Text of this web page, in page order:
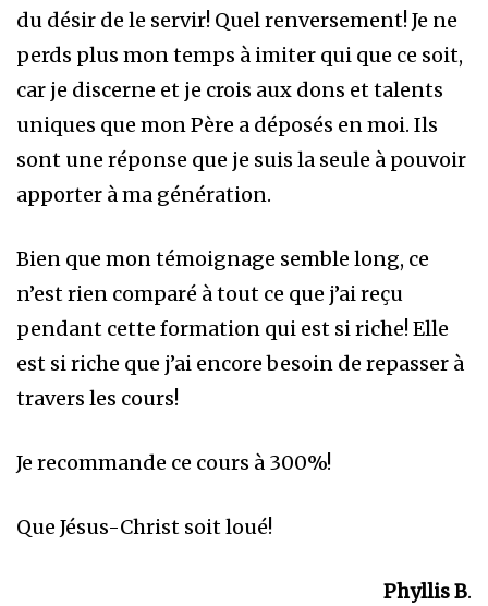
du désir de le servir! Quel renversement! Je ne
perds plus mon temps à imiter qui que ce soit,
car je discerne et je crois aux dons et talents
uniques que mon Père a déposés en moi. Ils
sont une réponse que je suis la seule à pouvoir
apporter à ma génération.
Bien que mon témoignage semble long, ce
n’est rien comparé à tout ce que j’ai reçu
pendant cette formation qui est si riche! Elle
est si riche que j’ai encore besoin de repasser à
travers les cours!
Je recommande ce cours à 300%!
Que Jésus-Christ soit loué!
Phyllis B.